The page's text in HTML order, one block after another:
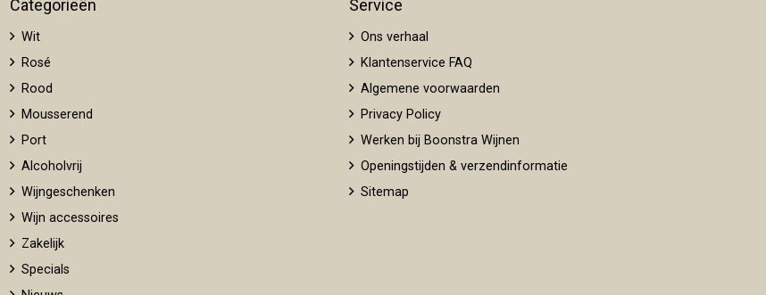
Categorieën
Wit
Rosé
Rood
Mousserend
Port
Alcoholvrij
Wijngeschenken
Wijn accessoires
Zakelijk
Specials
Service
Ons verhaal
Klantenservice FAQ
Algemene voorwaarden
Privacy Policy
Werken bij Boonstra Wijnen
Openingstijden & verzendinformatie
Sitemap